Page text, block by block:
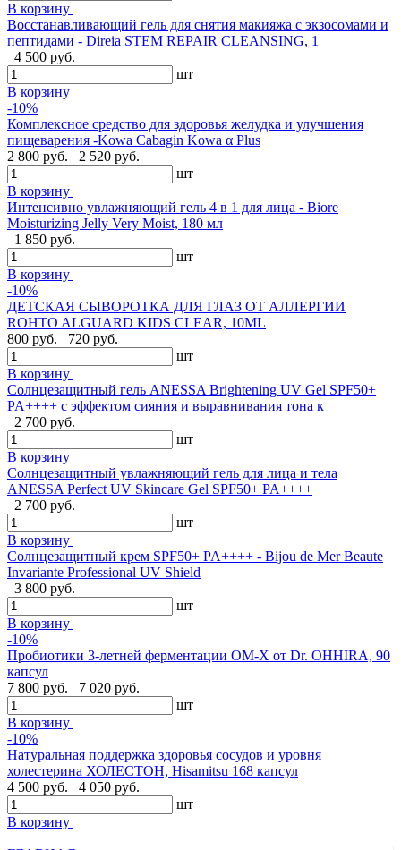
В корзину
Восстанавливающий гель для снятия макияжа с экзосомами и
пептидами - Direia STEM REPAIR CLEANSING, 1
4 500 руб.
шт
В корзину
-10%
Комплексное средство для здоровья желудка и улучшения
пищеварения -Kowa Cabagin Kowa α Plus
2 800 руб.
2 520 руб.
шт
В корзину
Интенсивно увлажняющий гель 4 в 1 для лица - Biore
Moisturizing Jelly Very Moist, 180 мл
1 850 руб.
шт
В корзину
-10%
ДЕТСКАЯ СЫВОРОТКА ДЛЯ ГЛАЗ ОТ АЛЛЕРГИИ
ROHTO ALGUARD KIDS CLEAR, 10ML
800 руб.
720 руб.
шт
В корзину
Солнцезащитный гель ANESSA Brightening UV Gel SPF50+
PA++++ с эффектом сияния и выравнивания тона к
2 700 руб.
шт
В корзину
Солнцезащитный увлажняющий гель для лица и тела
ANESSA Perfect UV Skincare Gel SPF50+ PA++++
2 700 руб.
шт
В корзину
Cолнцезащитный крем SPF50+ PA++++ - Bijou de Mer Beaute
Invariante Professional UV Shield
3 800 руб.
шт
В корзину
-10%
Пробиотики 3-летней ферментации OM-X от Dr. OHHIRA, 90
капсул
7 800 руб.
7 020 руб.
шт
В корзину
-10%
Натуральная поддержка здоровья сосудов и уровня
холестерина ХОЛЕСТОН, Hisamitsu 168 капсул
4 500 руб.
4 050 руб.
шт
В корзину